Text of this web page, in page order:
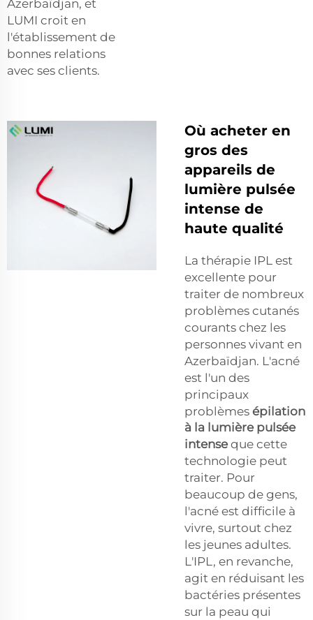
Azerbaïdjan, et
LUMI croit en
l'établissement de
bonnes relations
avec ses clients.
Où acheter en
gros des
appareils de
lumière pulsée
intense de
haute qualité
La thérapie IPL est
excellente pour
traiter de nombreux
problèmes cutanés
courants chez les
personnes vivant en
Azerbaïdjan. L'acné
est l'un des
principaux
problèmes épilation
à la lumière pulsée
intenseque cette
technologie peut
traiter. Pour
beaucoup de gens,
l'acné est difficile à
vivre, surtout chez
les jeunes adultes.
L'IPL, en revanche,
agit en réduisant les
bactéries présentes
sur la peau qui